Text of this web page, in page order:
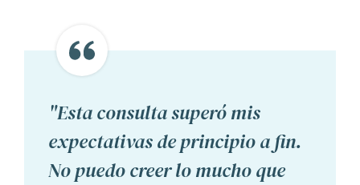
"Esta consulta superó mis
expectativas de principio a fin.
No puedo creer lo mucho que